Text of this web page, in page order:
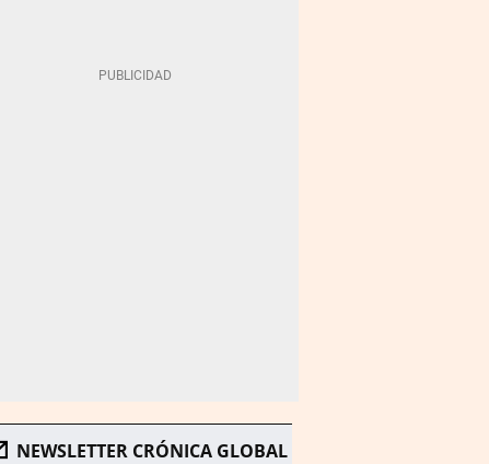
NEWSLETTER CRÓNICA GLOBAL